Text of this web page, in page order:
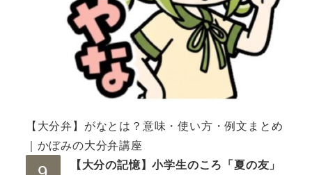
【大分弁】がなとは？意味・使い方・例文まとめ
｜かぼみの大分弁講座
【大分の記憶】小学生のころ「夏の友」